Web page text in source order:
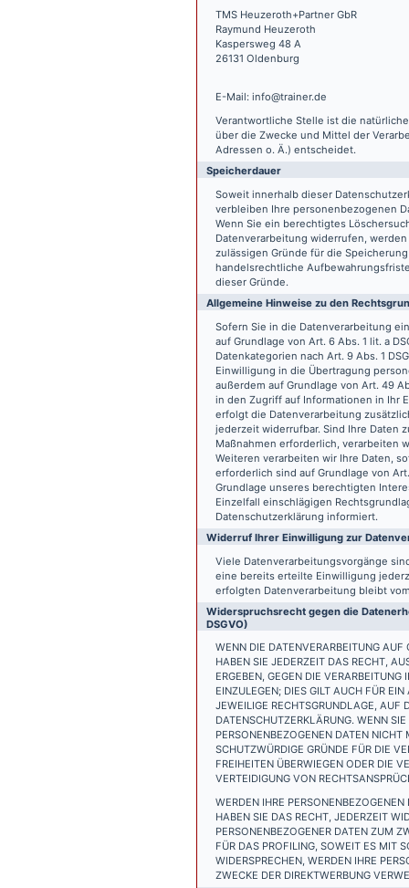
TMS Heuzeroth+Partner GbR
Raymund Heuzeroth
Kaspersweg 48 A
26131 Oldenburg
E-Mail: info@trainer.de
Verantwortliche Stelle ist die
über die Zwecke und Mittel der
Adressen o. Ä.) entscheidet.
Speicherdauer
Soweit innerhalb dieser
verbleiben Ihre personenbezogenen
Wenn Sie ein berechtigtes
Datenverarbeitung widerrufen,
zulässigen Gründe für die
handelsrechtliche
dieser Gründe.
Allgemeine Hinweise zu den
Sofern Sie in die Datenverarbeitung
auf Grundlage von Art. 6 Abs. 1 lit. a
Datenkategorien nach Art. 9 Abs. 1
Einwilligung in die Übertragung
außerdem auf Grundlage von Art. 49
in den Zugriff auf Informationen in Ihr
erfolgt die Datenverarbeitung
jederzeit widerrufbar. Sind Ihre Daten
Maßnahmen erforderlich, verarbeiten
Weiteren verarbeiten wir Ihre Daten,
erforderlich sind auf Grundlage von
Grundlage unseres berechtigten
Einzelfall einschlägigen
Datenschutzerklärung informiert.
Widerruf Ihrer Einwilligung zur
Viele Datenverarbeitungsvorgänge
eine bereits erteilte Einwilligung
erfolgten Datenverarbeitung bleibt
Widerspruchsrecht gegen die
DSGVO)
WENN DIE DATENVERARBEITUNG
HABEN SIE JEDERZEIT DAS RECHT,
ERGEBEN, GEGEN DIE
EINZULEGEN; DIES GILT AUCH FÜR
JEWEILIGE RECHTSGRUNDLAGE, AUF
DATENSCHUTZERKLÄRUNG. WENN
PERSONENBEZOGENEN DATEN
SCHUTZWÜRDIGE GRÜNDE FÜR DIE
FREIHEITEN ÜBERWIEGEN ODER DIE
VERTEIDIGUNG VON
WERDEN IHRE
HABEN SIE DAS RECHT, JEDERZEIT
PERSONENBEZOGENER DATEN ZUM
FÜR DAS PROFILING, SOWEIT ES MIT
WIDERSPRECHEN, WERDEN IHRE
ZWECKE DER DIREKTWERBUNG